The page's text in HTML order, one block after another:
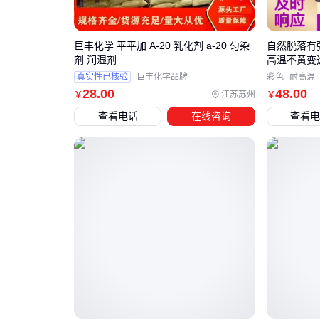
￥28.00 江苏苏州
巨丰化学 平平加 A-20 乳化剂 a-20 匀染
剂 润湿剂
真实性已核验 巨丰化学品牌
查看电话 在线咨询
￥48.00
自然脱落
高温不黄变
彩色 耐高温
查看